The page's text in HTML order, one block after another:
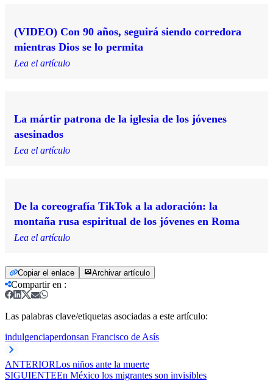
(VIDEO) Con 90 años, seguirá siendo corredora
mientras Dios se lo permita
Lea el artículo
La mártir patrona de la iglesia de los jóvenes
asesinados
Lea el artículo
De la coreografía TikTok a la adoración: la
montaña rusa espiritual de los jóvenes en Roma
Lea el artículo
Copiar el enlace Archivar artículo
Compartir en :
Las palabras clave/etiquetas asociadas a este artículo:
indulgenciaperdonsan Francisco de Asís
ANTERIORLos niños ante la muerte
SIGUIENTEEn México los migrantes son invisibles